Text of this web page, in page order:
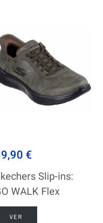
€
Slip-ins:
WALK Flex
VER